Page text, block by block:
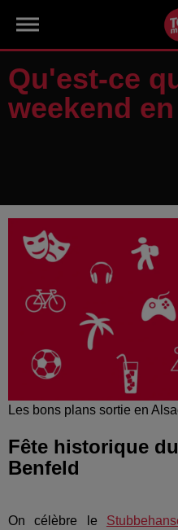
Qu'est-ce
weekend
Les bons plans sortie en
Fête historique
Benfeld
On célèbre le